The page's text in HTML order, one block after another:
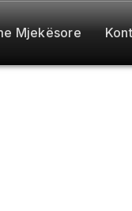
Mjekësore